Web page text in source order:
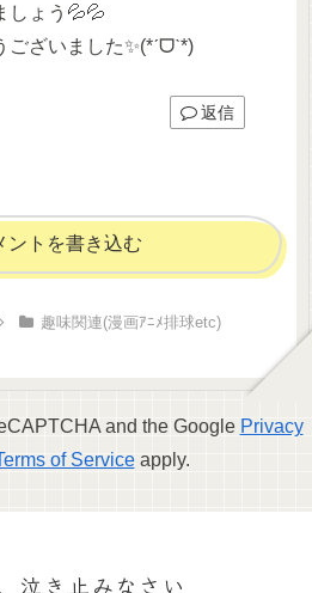
しょう💦💦
ざいました✨(*ˊᗜˋ*)
返信
ントを書き込む
趣味関連(漫画ｱﾆﾒ排球etc)
and the Google Privacy
of Serviceapply.
泣き止みなさい